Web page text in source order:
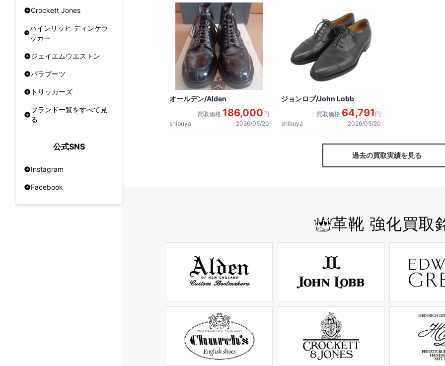
Crockett Jones
ハインリッヒ ディンケラ
ッカー
ジェイエムウエストン
パラブーツ
トリッカーズ
ブランド一覧をすべて見
る
公式SNS
Instagram
Facebook
オールデン/Alden
買取価格 186,000円
shibuya
2026/05/20
ジョンロブ/John Lobb
買取価格 64,791 円
shibuya
2026/05/20
過去の買取実績を見る
革靴 強化買取